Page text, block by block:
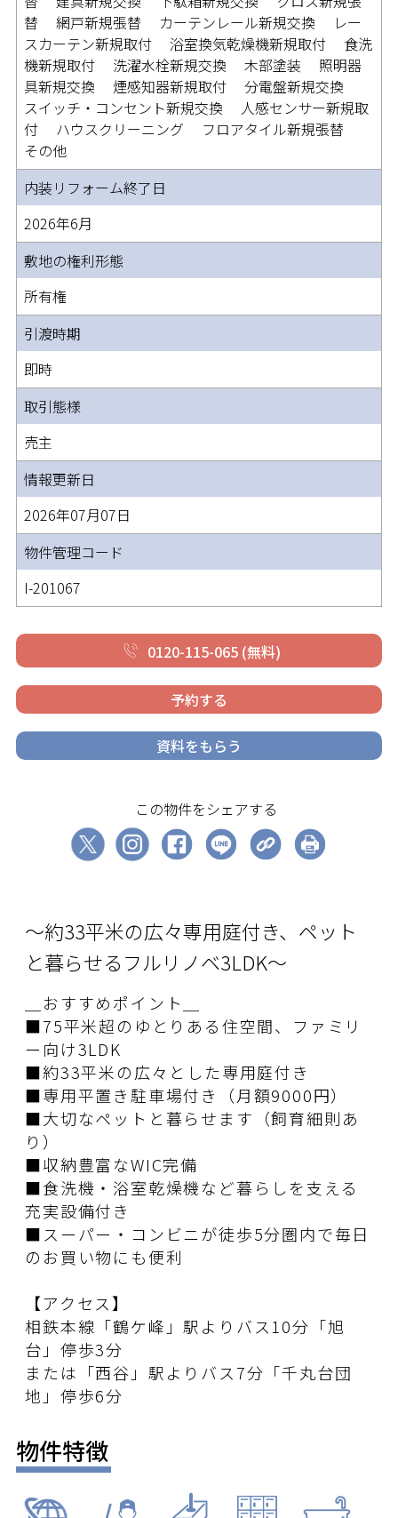
替 網戸新規張替 カーテンレール新規交換 レー
スカーテン新規取付 浴室換気乾燥機新規取付 食洗
機新規取付 洗濯水栓新規交換 木部塗装 照明器
具新規交換 煙感知器新規取付 分電盤新規交換
スイッチ・コンセント新規交換 人感センサー新規取
付 ハウスクリーニング フロアタイル新規張替
その他
内装リフォーム終了日
2026年6月
敷地の権利形態
所有権
引渡時期
即時
取引態様
売主
情報更新日
2026年07月07日
物件管理コード
I-201067
0120-115-065 (無料)
予約する
資料をもらう
この物件をシェアする
〜約33平米の広々専用庭付き、ペット
と暮らせるフルリノベ3LDK〜
＿おすすめポイント＿
■75平米超のゆとりある住空間、ファミリ
ー向け3LDK
■約33平米の広々とした専用庭付き
■専用平置き駐車場付き（月額9000円）
■大切なペットと暮らせます（飼育細則あ
り）
■収納豊富なWIC完備
■食洗機・浴室乾燥機など暮らしを支える
充実設備付き
■スーパー・コンビニが徒歩5分圏内で毎日
のお買い物にも便利
【アクセス】
相鉄本線「鶴ケ峰」駅よりバス10分「旭
台」停歩3分
または「西谷」駅よりバス7分「千丸台団
地」停歩6分
物件特徴